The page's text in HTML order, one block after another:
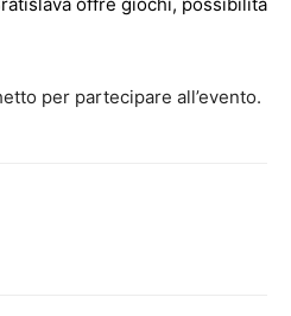
per partecipare all’evento.